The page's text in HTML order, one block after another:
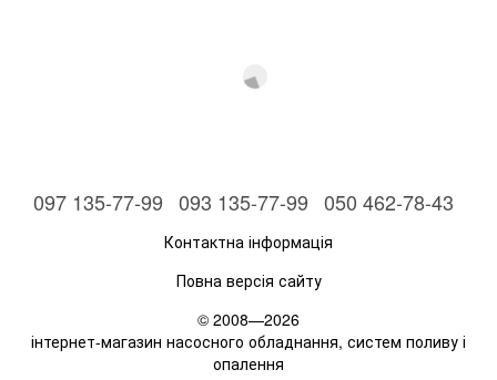
097 135-77-99 093 135-77-99 050 462-78-43
Контактна інформація
Повна версія сайту
© 2008—2026
інтернет-магазин насосного обладнання, систем поливу і
опалення